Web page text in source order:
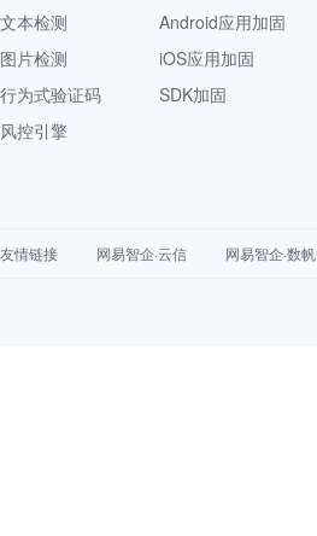
文本检测
图片检测
行为式验证码
风控引擎
Android应用加固
iOS应用加固
SDK加固
友情链接 网易智企·云信 网易智企·数帆